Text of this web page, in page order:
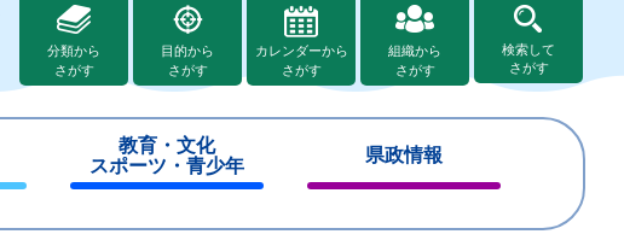
分類から
さがす
目的から
さがす
カレンダーから
さがす
組織から
さがす
検索して
さがす
教育・文化
スポーツ・青少年
じ
県政情報
じ